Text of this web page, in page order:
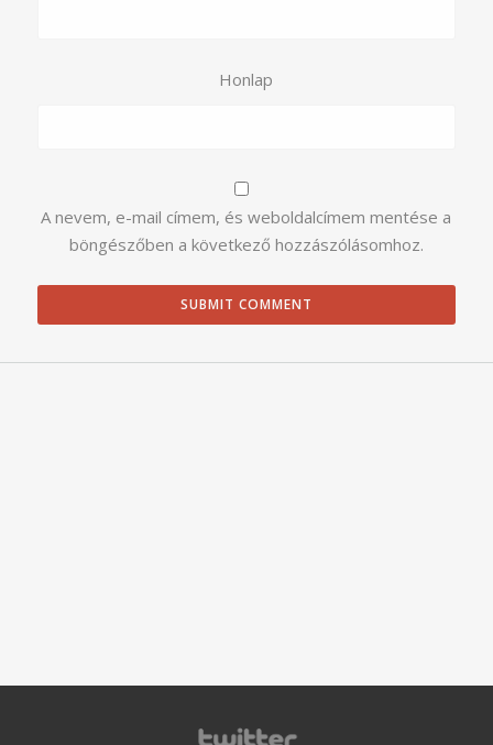
Honlap
A nevem, e-mail címem, és weboldalcímem mentése a
böngészőben a következő hozzászólásomhoz.